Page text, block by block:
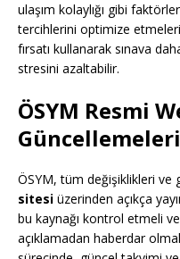
ulaşım kolaylığı gibi
tercihlerini optimize
fırsatı kullanarak sınava
stresini azaltabilir.
ÖSYM Resmi
ÖSYM, tüm değişiklikleri ve
sitesi üzerinden açıkça
bu kaynağı kontrol etmeli
açıklamadan haberdar